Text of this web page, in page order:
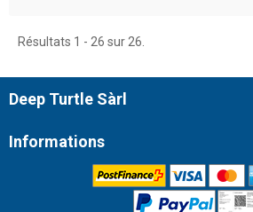
Résultats 1 - 26 sur 26.
Deep Turtle Sàrl
Informations